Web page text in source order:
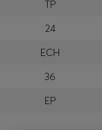
TP
24
ECH
36
EP